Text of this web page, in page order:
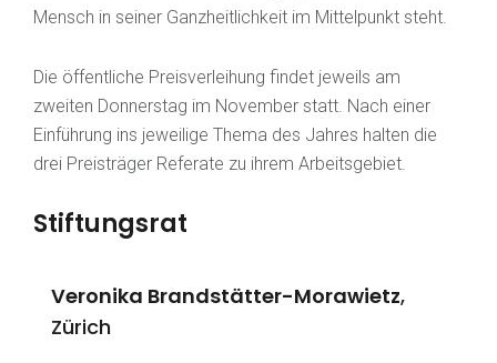
Mensch in seiner Ganzheitlichkeit im Mittelpunkt steht.
Die öffentliche Preisverleihung findet jeweils am
zweiten Donnerstag im November statt. Nach einer
Einführung ins jeweilige Thema des Jahres halten die
drei Preisträger Referate zu ihrem Arbeitsgebiet.
Stiftungsrat
Veronika Brandstätter-Morawietz,
Zürich